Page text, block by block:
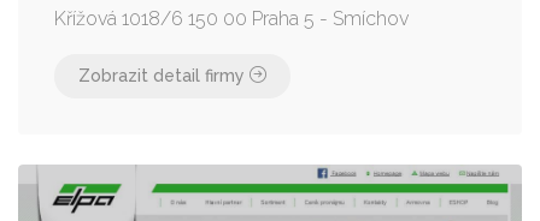
Křížová 1018/6 150 00 Praha 5 - Smíchov
Zobrazit detail firmy